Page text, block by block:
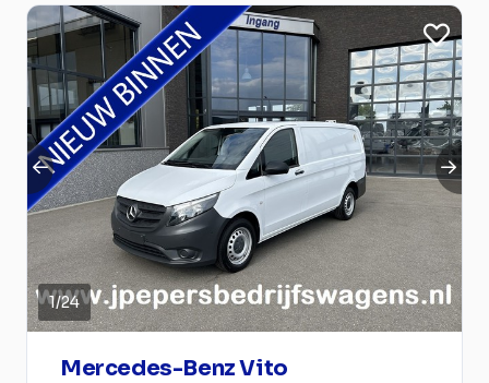
1/24
Mercedes-Benz Vito